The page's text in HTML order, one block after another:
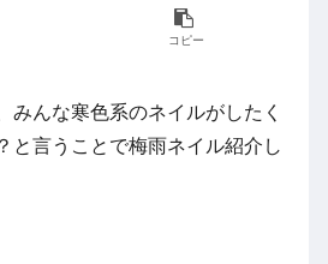
コピー
みんな寒色系のネイルがしたく
と言うことで梅雨ネイル紹介し